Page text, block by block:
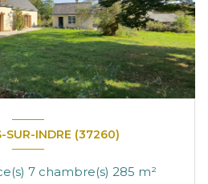
SUR-INDRE (37260)
Propriete 12 pièce(s) 7 chambre(s) 285 m²